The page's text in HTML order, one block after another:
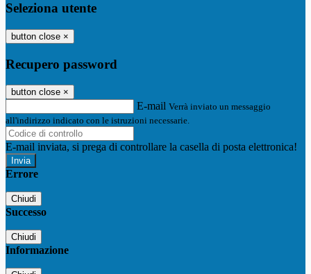
Seleziona utente
button close ×
Recupero password
button close ×
E-mail Verrà inviato un messaggio
all'indirizzo indicato con le istruzioni necessarie.
E-mail inviata, si prega di controllare la casella di posta elettronica!
Errore
Chiudi
Successo
Chiudi
Informazione